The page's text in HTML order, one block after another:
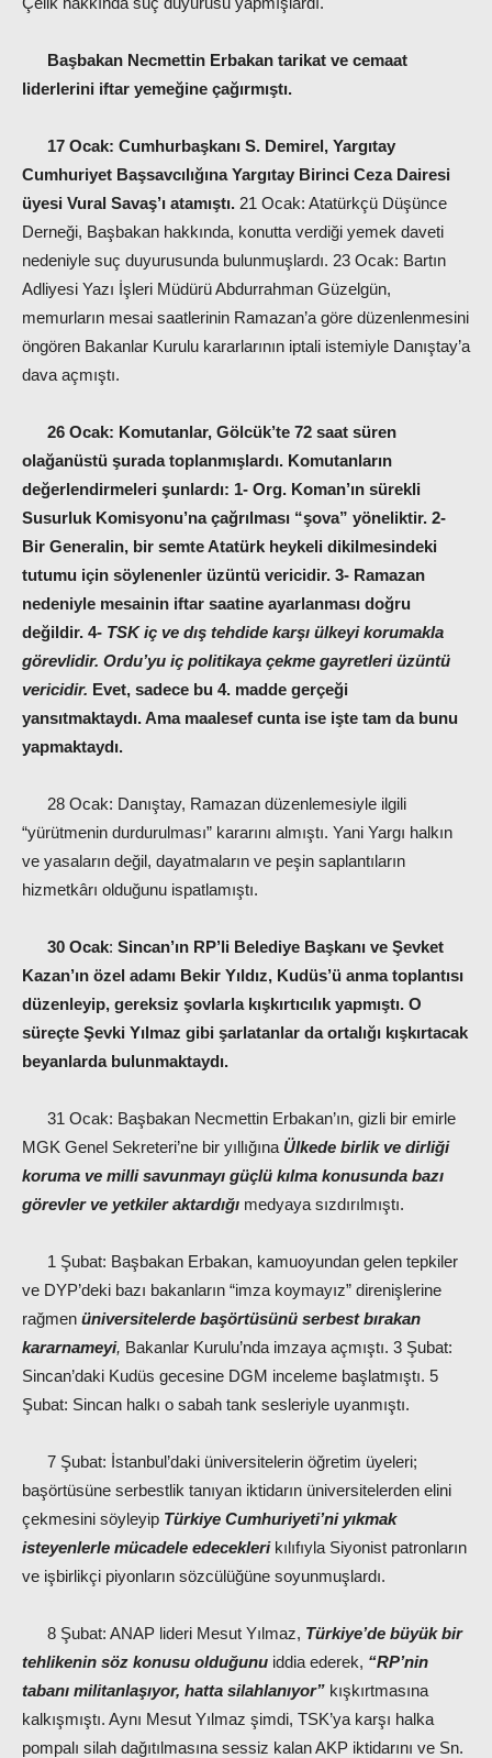
Başbakan Necmettin Erbakan tarikat ve cemaat
liderlerini iftar yemeğine çağırmıştı.
17 Ocak: Cumhurbaşkanı S. Demirel, Yargıtay
Cumhuriyet Başsavcılığına Yargıtay Birinci Ceza Dairesi
üyesi Vural Savaş’ı atamıştı. 21 Ocak: Atatürkçü Düşünce
Derneği, Başbakan hakkında, konutta verdiği yemek daveti
nedeniyle suç duyurusunda bulunmuşlardı. 23 Ocak: Bartın
Adliyesi Yazı İşleri Müdürü Abdurrahman Güzelgün,
memurların mesai saatlerinin Ramazan’a göre düzenlenmesini
öngören Bakanlar Kurulu kararlarının iptali istemiyle Danıştay’a
dava açmıştı.
26 Ocak: Komutanlar, Gölcük’te 72 saat süren
olağanüstü şurada toplanmışlardı. Komutanların
değerlendirmeleri şunlardı: 1- Org. Koman’ın sürekli
Susurluk Komisyonu’na çağrılması “şova” yöneliktir. 2-
Bir Generalin, bir semte Atatürk heykeli dikilmesindeki
tutumu için söylenenler üzüntü vericidir. 3- Ramazan
nedeniyle mesainin iftar saatine ayarlanması doğru
değildir. 4- TSK iç ve dış tehdide karşı ülkeyi korumakla
görevlidir. Ordu’yu iç politikaya çekme gayretleri üzüntü
vericidir. Evet, sadece bu 4. madde gerçeği
yansıtmaktaydı. Ama maalesef cunta ise işte tam da bunu
yapmaktaydı.
28 Ocak: Danıştay, Ramazan düzenlemesiyle ilgili
“yürütmenin durdurulması” kararını almıştı. Yani Yargı halkın
ve yasaların değil, dayatmaların ve peşin saplantıların
hizmetkârı olduğunu ispatlamıştı.
30 Ocak: Sincan’ın RP’li Belediye Başkanı ve Şevket
Kazan’ın özel adamı Bekir Yıldız, Kudüs’ü anma toplantısı
düzenleyip, gereksiz şovlarla kışkırtıcılık yapmıştı. O
süreçte Şevki Yılmaz gibi şarlatanlar da ortalığı kışkırtacak
beyanlarda bulunmaktaydı.
31 Ocak: Başbakan Necmettin Erbakan’ın, gizli bir emirle
MGK Genel Sekreteri’ne bir yıllığına Ülkede birlik ve dirliği
koruma ve milli savunmayı güçlü kılma konusunda bazı
görevler ve yetkiler aktardığı medyaya sızdırılmıştı.
1 Şubat: Başbakan Erbakan, kamuoyundan gelen tepkiler
ve DYP’deki bazı bakanların “imza koymayız” direnişlerine
rağmen üniversitelerde başörtüsünü serbest bırakan
kararnameyi, Bakanlar Kurulu’nda imzaya açmıştı. 3 Şubat:
Sincan’daki Kudüs gecesine DGM inceleme başlatmıştı. 5
Şubat: Sincan halkı o sabah tank sesleriyle uyanmıştı.
7 Şubat: İstanbul’daki üniversitelerin öğretim üyeleri;
başörtüsüne serbestlik tanıyan iktidarın üniversitelerden elini
çekmesini söyleyip Türkiye Cumhuriyeti’ni yıkmak
isteyenlerle mücadele edeceklerikılıfıyla Siyonist patronların
ve işbirlikçi piyonların sözcülüğüne soyunmuşlardı.
8 Şubat: ANAP lideri Mesut Yılmaz, Türkiye’de büyük bir
tehlikenin söz konusu olduğunu iddia ederek, “RP’nin
tabanı militanlaşıyor, hatta silahlanıyor” kışkırtmasına
kalkışmıştı. Aynı Mesut Yılmaz şimdi, TSK’ya karşı halka
pompalı silah dağıtılmasına sessiz kalan AKP iktidarını ve Sn.